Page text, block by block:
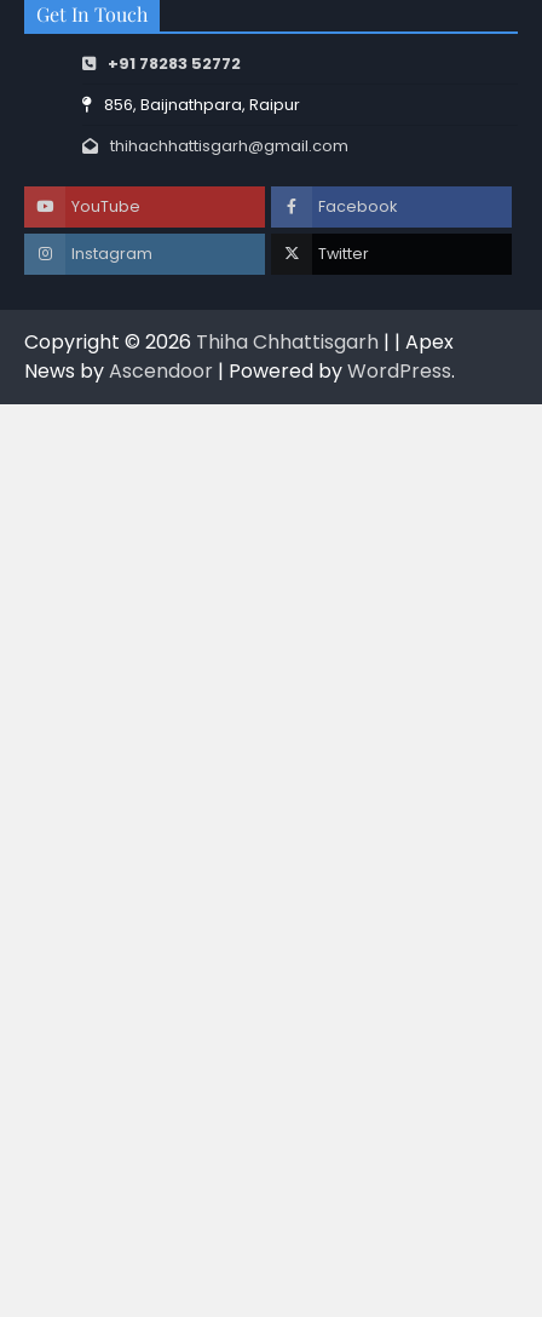
Get In Touch
+91 78283 52772
856, Baijnathpara, Raipur
thihachhattisgarh@gmail.com
YouTube Facebook
Instagram Twitter
Copyright © 2026 Thiha Chhattisgarh | | Apex
News byAscendoor | Powered byWordPress.